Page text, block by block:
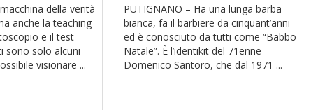
della verità
anche la teaching
e il test
sono solo alcuni
visionare ...
PUTIGNANO – Ha una lunga barba
bianca, fa il barbiere da cinquant’anni
ed è conosciuto da tutti come “Babbo
Natale”. È l’identikit del 71enne
Domenico Santoro, che dal 1971 ...